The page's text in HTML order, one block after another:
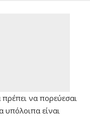
πρέπει να πορεύεσαι
υπόλοιπα είναι